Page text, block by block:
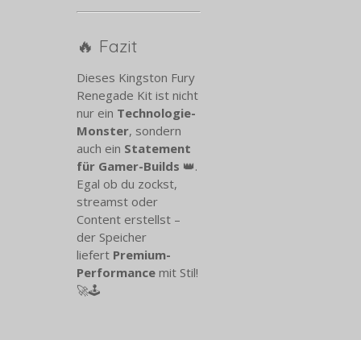
🔥 Fazit
Dieses Kingston Fury
Renegade Kit ist nicht
nur ein Technologie-
Monster, sondern
auch ein Statement
für Gamer-Builds 👑.
Egal ob du zockst,
streamst oder
Content erstellst –
der Speicher
liefert Premium-
Performance mit Stil!
🚀🕹️